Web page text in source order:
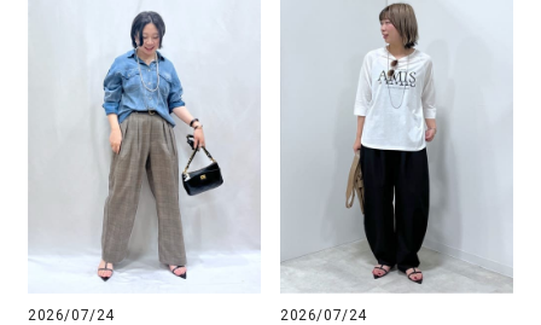
2026/07/24
2026/07/24